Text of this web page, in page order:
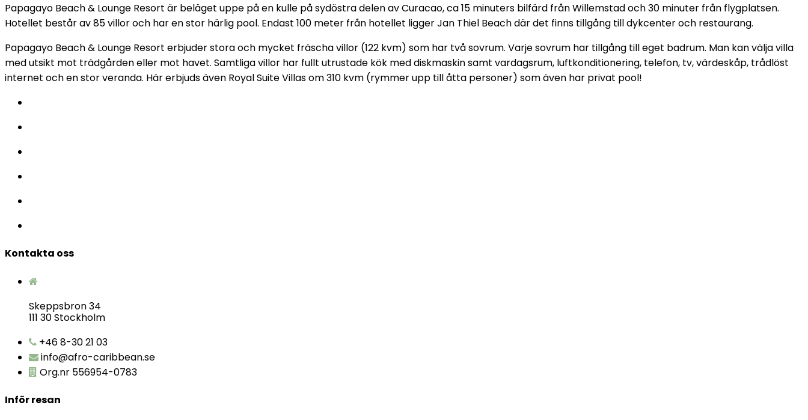
Papagayo Beach & Lounge Resort är beläget uppe på en kulle på sydöstra delen av Curacao, ca 15 minuters bilfärd från Willemstad och 30 minuter från flygplatsen.
Hotellet består av 85 villor och har en stor härlig pool. Endast 100 meter från hotellet ligger Jan Thiel Beach där det finns tillgång till dykcenter och restaurang.
Papagayo Beach & Lounge Resort erbjuder stora och mycket fräscha villor (122 kvm) som har två sovrum. Varje sovrum har tillgång till eget badrum. Man kan välja villa
med utsikt mot trädgården eller mot havet. Samtliga villor har fullt utrustade kök med diskmaskin samt vardagsrum, luftkonditionering, telefon, tv, värdeskåp, trådlöst
internet och en stor veranda. Här erbjuds även Royal Suite Villas om 310 kvm (rymmer upp till åtta personer) som även har privat pool!
Kontakta oss
Skeppsbron 34
111 30 Stockholm
+46 8-30 21 03
info@afro-caribbean.se
Org.nr 556954-0783
Inför resan